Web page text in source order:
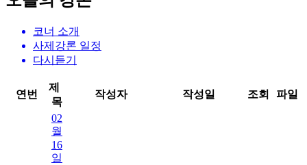
코너 소개
사제강론 일정
다시듣기
연번
제
목
작성자 작성일 조회 파일
02
월
16
일